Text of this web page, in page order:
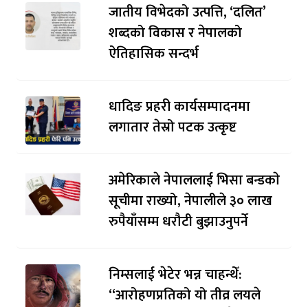
जातीय विभेदको उत्पत्ति, ‘दलित’
शब्दको विकास र नेपालको
ऐतिहासिक सन्दर्भ
धादिङ प्रहरी कार्यसम्पादनमा
लगातार तेस्रो पटक उत्कृष्ट
अमेरिकाले नेपाललाई भिसा बन्डकाे
सूचीमा राख्यो, नेपालीले ३० लाख
रुपैयाँसम्म धरौटी बुझाउनुपर्ने
निम्सलाई भेटेर भन्न चाहन्थेँ:
“आरोहणप्रतिको यो तीव्र लयले